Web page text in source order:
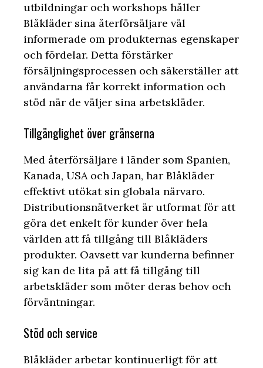
utbildningar och workshops håller
Blåkläder sina återförsäljare väl
informerade om produkternas egenskaper
och fördelar. Detta förstärker
försäljningsprocessen och säkerställer att
användarna får korrekt information och
stöd när de väljer sina arbetskläder.
Tillgänglighet över gränserna
Med återförsäljare i länder som Spanien,
Kanada, USA och Japan, har Blåkläder
effektivt utökat sin globala närvaro.
Distributionsnätverket är utformat för att
göra det enkelt för kunder över hela
världen att få tillgång till Blåkläders
produkter. Oavsett var kunderna befinner
sig kan de lita på att få tillgång till
arbetskläder som möter deras behov och
förväntningar.
Stöd och service
Blåkläder arbetar kontinuerligt för att